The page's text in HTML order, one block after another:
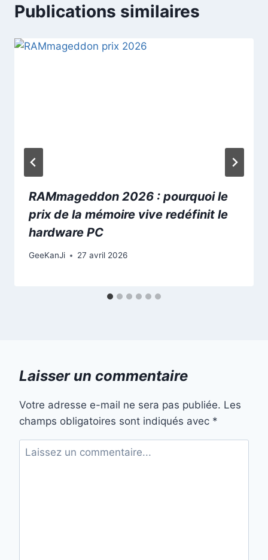
Publications similaires
RAMmageddon 2026 : pourquoi le
prix de la mémoire vive redéfinit le
hardware PC
GeeKanJi 27 avril 2026
Laisser un commentaire
Votre adresse e-mail ne sera pas publiée. Les
champs obligatoires sont indiqués avec *